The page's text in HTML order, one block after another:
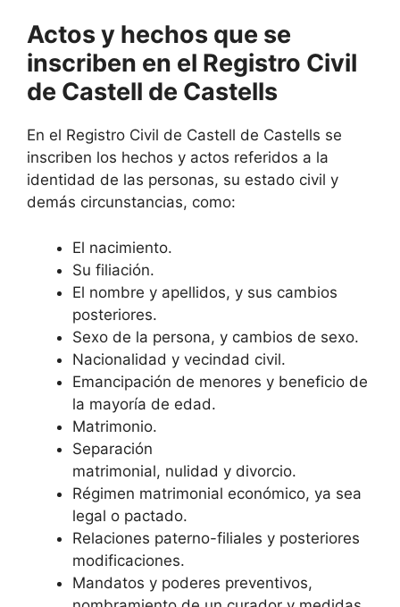
Actos y hechos que se
inscriben en el Registro Civil
de Castell de Castells
En el Registro Civil de Castell de Castells se
inscriben los hechos y actos referidos a la
identidad de las personas, su estado civil y
demás circunstancias, como:
El nacimiento.
Su filiación.
El nombre y apellidos, y sus cambios
posteriores.
Sexo de la persona, y cambios de sexo.
Nacionalidad y vecindad civil.
Emancipación de menores y beneficio de
la mayoría de edad.
Matrimonio.
Separación
matrimonial, nulidad y divorcio.
Régimen matrimonial económico, ya sea
legal o pactado.
Relaciones paterno-filiales y posteriores
modificaciones.
Mandatos y poderes preventivos,